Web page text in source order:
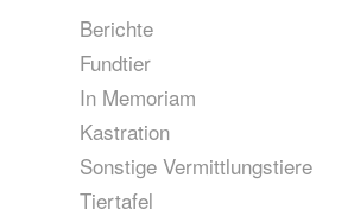
Berichte
Fundtier
In Memoriam
Kastration
Sonstige Vermittlungstiere
Tiertafel